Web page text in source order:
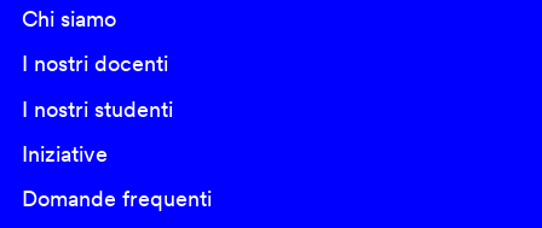
Chi siamo
I nostri docenti
I nostri studenti
Iniziative
Domande frequenti